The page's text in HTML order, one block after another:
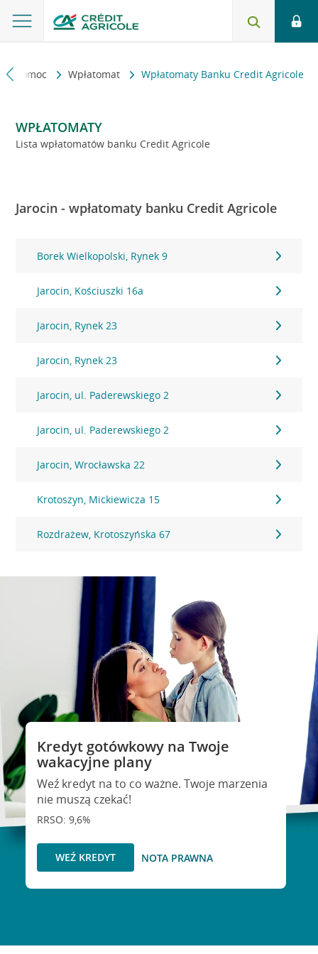
i pomoc Wpłatomat Wpłatomaty Banku Credit Agricole
WPŁATOMATY
Lista wpłatomatów banku Credit Agricole
Jarocin - wpłatomaty banku Credit Agricole
Borek Wielkopolski, Rynek 9
Jarocin, Kościuszki 16a
Jarocin, Rynek 23
Jarocin, Rynek 23
Jarocin, ul. Paderewskiego 2
Jarocin, ul. Paderewskiego 2
Jarocin, Wrocławska 22
Krotoszyn, Mickiewicza 15
Rozdrażew, Krotoszyńska 67
Kredyt gotówkowy na Twoje
wakacyjne plany
Weź kredyt na to co ważne. Twoje marzenia
nie muszą czekać!
RRSO: 9,6%
WEŹ KREDYT NOTA PRAWNA